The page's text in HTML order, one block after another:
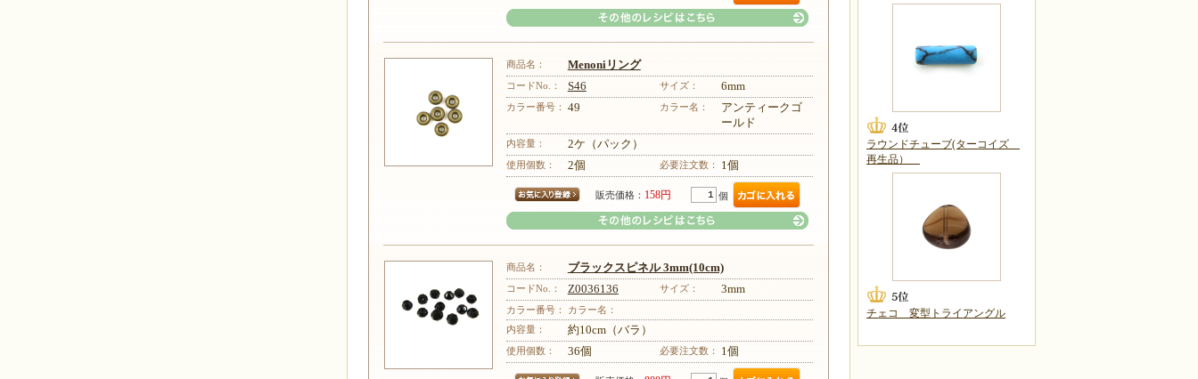
その他のレシピはこちら
商品名： Menoniリング
コードNo.： S46 サイズ： 6mm
カラー番号： 49 カラー名：
アンティークゴ
ールド
内容量： 2ケ（パック）
使用個数： 2個 必要注文数： 1個
販売価格： 158円 個
その他のレシピはこちら
商品名： ブラックスピネル 3mm(10cm)
コードNo.： Z0036136 サイズ： 3mm
カラー番号：
カラー名：
内容量：
約10cm（バラ）
使用個数： 36個 必要注文数： 1個
ラウンドチューブ(ターコイズ
再生品）
チェコ 変型トライアングル